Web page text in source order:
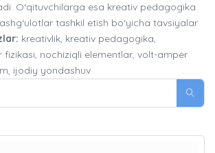
O‘qituvchilarga esa kreativ pedagogika
tashkil etish bo‘yicha tavsiyalar
kreativlik, kreativ pedagogika,
fizikasi, nochiziqli elementlar, volt-amper
ijodiy yondashuv